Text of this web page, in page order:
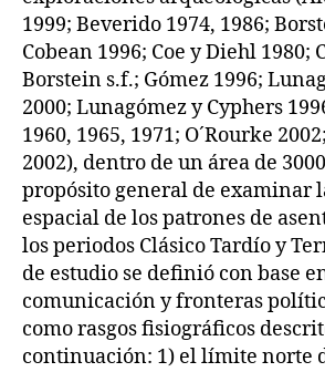
1999; Beverido 1974, 1986;
Cobean 1996; Coe y Diehl 1980;
Borstein s.f.; Gómez 1996;
2000; Lunagómez y Cyphers
1960, 1965, 1971; O´Rourke
2002), dentro de un área de
propósito general de examinar
espacial de los patrones de
los periodos Clásico Tardío y
de estudio se definió con base
comunicación y fronteras
como rasgos fisiográficos
continuación: 1) el límite norte